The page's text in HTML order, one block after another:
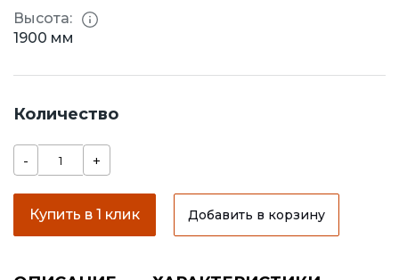
Высота:
1900 мм
Количество
- +
Купить в 1 клик Добавить в корзину